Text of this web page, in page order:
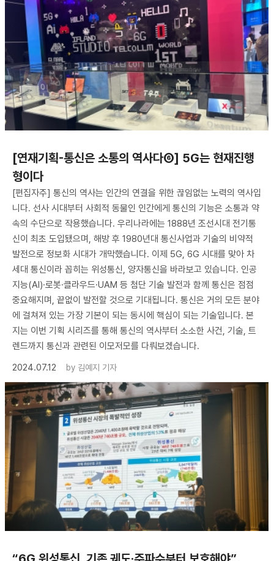
[연재기획-통신은 소통의 역사다⑥] 5G는 현재진행
형이다
[편집자주] 통신의 역사는 인간의 연결을 위한 끊임없는 노력의 역사입
니다. 선사 시대부터 사회적 동물인 인간에게 통신의 기능은 소통과 약
속의 수단으로 작용했습니다. 우리나라에는 1888년 조선시대 전기통
신이 최초 도입됐으며, 해방 후 1980년대 통신사업과 기술의 비약적
발전으로 정보화 시대가 개막했습니다. 이제 5G, 6G 시대를 맞아 차
세대 통신이라 꼽히는 위성통신, 양자통신을 바라보고 있습니다. 인공
지능(AI)·로봇·클라우드·UAM 등 첨단 기술 발전과 함께 통신은 점점
중요해지며, 끝없이 발전할 것으로 기대됩니다. 통신은 거의 모든 분야
에 걸쳐져 있는 가장 기본이 되는 동시에 핵심이 되는 기술입니다. 본
지는 이번 기획 시리즈를 통해 통신의 역사부터 소소한 사건, 기술, 트
렌드까지 통신과 관련된 이모저모를 다뤄보겠습니다.
2024.07.12
by 김예지 기자